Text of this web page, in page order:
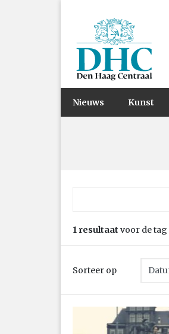
Nieuws Kunst
1 resultaat voor de tag
Sorteer op